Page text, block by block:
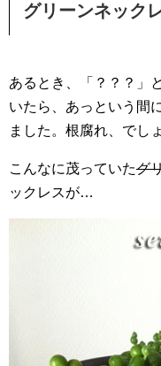
グリーンネック
あるとき、「？？？」
いたら、あっという間
ました。根腐れ、でし
こんなに茂っていたグ
ックレスが…